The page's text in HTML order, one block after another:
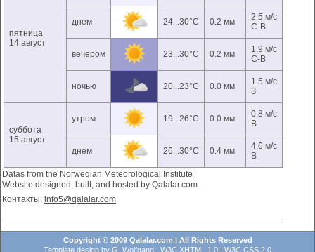
пятница
14 август
днем 24...30°C 0.2 мм
2.5 м/с
С-В
вечером 23...30°C 0.2 мм
1.9 м/с
С-В
ночью 20...23°C 0.0 мм
1.5 м/с
З
суббота
15 август
утром 19...26°C 0.0 мм
0.8 м/с
В
днем 26...30°C 0.4 мм
4.6 м/с
В
Datas from the Norwegian Meteorological Institute
Website designed, built, and hosted by Qalalar.com
Контакты: info5@qalalar.com
Copyright © 2009 Qalalar.com | All Rights Reserved
Template design by G. Wolfgang | W3C XHTML 1.0 | W3C CSS 2.0